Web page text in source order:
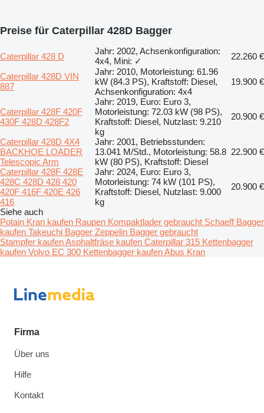
Preise für Caterpillar 428D Bagger
Caterpillar 428 D
Jahr: 2002, Achsenkonfiguration:
4x4, Mini: ✓
22.260 €
Caterpillar 428D VIN
887
Jahr: 2010, Motorleistung: 61.96
kW (84.3 PS), Kraftstoff: Diesel,
Achsenkonfiguration: 4x4
19.900 €
Caterpillar 428F 420F
430F 428D 428F2
Jahr: 2019, Euro: Euro 3,
Motorleistung: 72.03 kW (98 PS),
Kraftstoff: Diesel, Nutzlast: 9.210
kg
20.900 €
Caterpillar 428D 4X4
BACKHOE LOADER
Telescopic Arm
Jahr: 2001, Betriebsstunden:
13.041 M/Std., Motorleistung: 58.8
kW (80 PS), Kraftstoff: Diesel
22.900 €
Caterpillar 428F 428E
428C 428D 428 420
420F 416F 420E 426
416
Jahr: 2024, Euro: Euro 3,
Motorleistung: 74 kW (101 PS),
Kraftstoff: Diesel, Nutzlast: 9.000
kg
20.900 €
Siehe auch
Potain Kran kaufen Raupen Kompaktlader gebraucht Schaeff Bagger
kaufen Takeuchi Bagger Zeppelin Bagger gebraucht
Stampfer kaufenAsphaltfräse kaufen Caterpillar 315 Kettenbagger
kaufen Volvo EC 300 Kettenbagger kaufenAbus Kran
Firma
Über uns
Hilfe
Kontakt